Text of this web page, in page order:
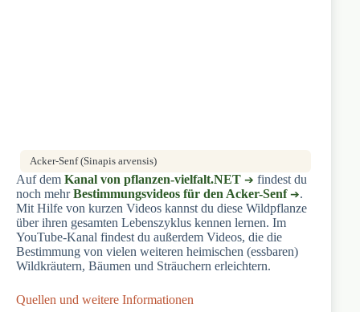
Acker-Senf (Sinapis arvensis)
Auf dem Kanal von pflanzen-vielfalt.NET
findest du
noch mehrBestimmungsvideos für den Acker-Senf
.
Mit Hilfe von kurzen Videos kannst du diese Wildpflanze
über ihren gesamten Lebenszyklus kennen lernen. Im
YouTube-Kanal findest du außerdem Videos, die die
Bestimmung von vielen weiteren heimischen (essbaren)
Wildkräutern, Bäumen und Sträuchern erleichtern.
Quellen und weitere Informationen